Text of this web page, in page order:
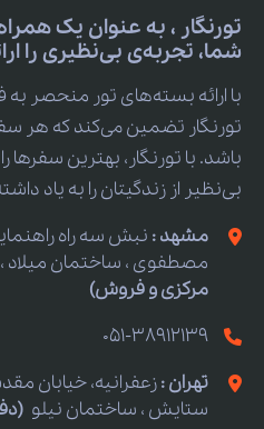
تورنگار ، به عنوان یک
شما، تجربه‌ی بی‌نظیری را
با ارائه بسته‌های تور منحصر
تورنگار تضمین می‌کند که هر
باشد. با تورنگار، بهترین سفرها
بی‌نظیر از زندگیتان را به یاد
مشهد : نبش سه راه
مصطفوی ، ساختمان میلاد ، طبقه 2
مرکزی و فروش)
051-38912139
تهران :زعفرانیه، خیابان
ستایش ، ساختمان نیلو